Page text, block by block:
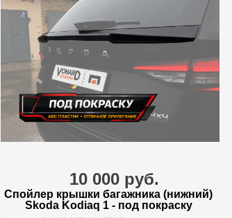
10 000 руб.
Спойлер крышки багажника (нижний)
Skoda Kodiaq 1 - под покраску